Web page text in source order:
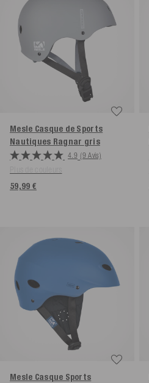
Mesle Casque de Sports
Nautiques Ragnar gris
4.9 (9 Avis)
59,99 €
Mesle Casque Sports